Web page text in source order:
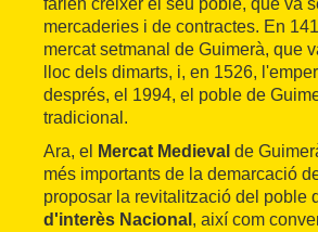
farien créixer el seu poble, que va
mercaderies i de contractes. En
mercat setmanal de Guimerà, que
lloc dels dimarts, i, en 1526,
després, el 1994, el poble de
tradicional.
Ara, el
Mercat Medieval de
més importants de la demarcació
proposar la revitalització del poble
d'interès Nacional , així com